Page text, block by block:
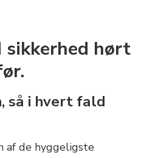
sikkerhed hørt
så i hvert fald
af de hyggeligste